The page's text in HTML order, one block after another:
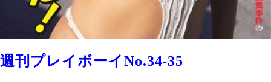
週刊プレイボーイNo.34-35